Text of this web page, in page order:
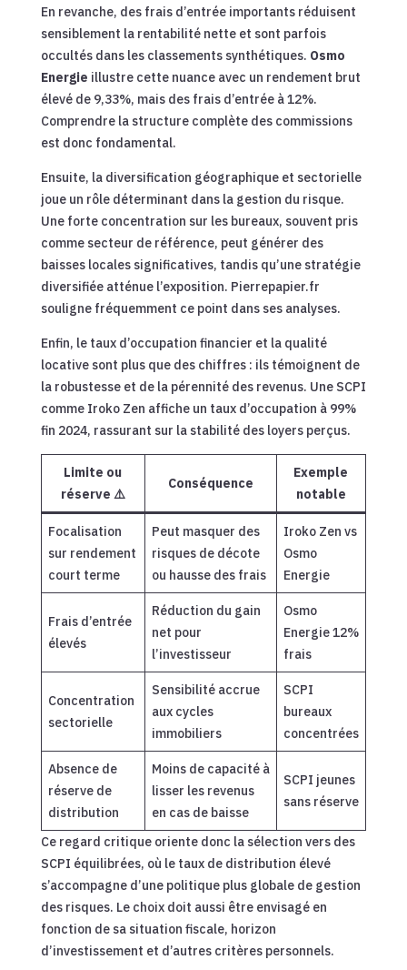
En revanche, des frais d’entrée importants réduisent
sensiblement la rentabilité nette et sont parfois
occultés dans les classements synthétiques. Osmo
Energie illustre cette nuance avec un rendement brut
élevé de 9,33%, mais des frais d’entrée à 12%.
Comprendre la structure complète des commissions
est donc fondamental.
Ensuite, la diversification géographique et sectorielle
joue un rôle déterminant dans la gestion du risque.
Une forte concentration sur les bureaux, souvent pris
comme secteur de référence, peut générer des
baisses locales significatives, tandis qu’une stratégie
diversifiée atténue l’exposition. Pierrepapier.fr
souligne fréquemment ce point dans ses analyses.
Enfin, le taux d’occupation financier et la qualité
locative sont plus que des chiffres : ils témoignent de
la robustesse et de la pérennité des revenus. Une SCPI
comme Iroko Zen affiche un taux d’occupation à 99%
fin 2024, rassurant sur la stabilité des loyers perçus.
Limite ou
réserve ⚠️
Conséquence
Exemple
notable
Focalisation
sur rendement
court terme
Peut masquer des
risques de décote
ou hausse des frais
Iroko Zen vs
Osmo
Energie
Frais d’entrée
élevés
Réduction du gain
net pour
l’investisseur
Osmo
Energie 12%
frais
Concentration
sectorielle
Sensibilité accrue
aux cycles
immobiliers
SCPI
bureaux
concentrées
Absence de
réserve de
distribution
Moins de capacité à
lisser les revenus
en cas de baisse
SCPI jeunes
sans réserve
Ce regard critique oriente donc la sélection vers des
SCPI équilibrées, où le taux de distribution élevé
s’accompagne d’une politique plus globale de gestion
des risques. Le choix doit aussi être envisagé en
fonction de sa situation fiscale, horizon
d’investissement et d’autres critères personnels.